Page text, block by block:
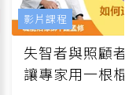
失智者與照顧者
讓專家用一根棍
影片課程